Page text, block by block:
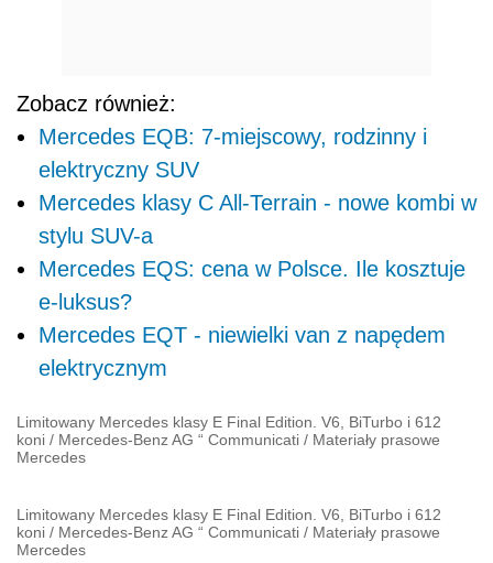
Zobacz również:
Mercedes EQB: 7-miejscowy, rodzinny i
elektryczny SUV
Mercedes klasy C All-Terrain - nowe kombi w
stylu SUV-a
Mercedes EQS: cena w Polsce. Ile kosztuje
e-luksus?
Mercedes EQT - niewielki van z napędem
elektrycznym
Limitowany Mercedes klasy E Final Edition. V6, BiTurbo i 612
koni / Mercedes-Benz AG “ Communicati / Materiały prasowe
Mercedes
Limitowany Mercedes klasy E Final Edition. V6, BiTurbo i 612
koni / Mercedes-Benz AG “ Communicati / Materiały prasowe
Mercedes